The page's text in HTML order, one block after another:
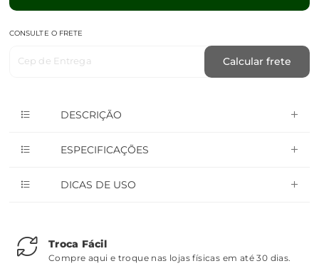
CONSULTE O FRETE
Cep de Entrega Calcular frete
DESCRIÇÃO
ESPECIFICAÇÕES
DICAS DE USO
Troca Fácil
Compre aqui e troque nas lojas físicas em até 30 dias.